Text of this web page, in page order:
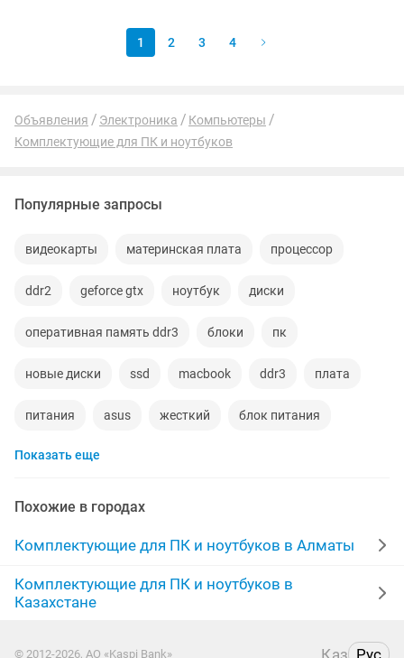
1 2 3 4
Объявления Электроника
Компьютеры
Комплектующие для ПК и ноутбуков
Популярные запросы
видеокарты материнская плата процессор
ddr2 geforce gtx ноутбук диски
оперативная память ddr3 блоки пк
новые диски ssd macbook ddr3 плата
питания asus жесткий блок питания
переходник
ноутбуки новые macbook pro vga адаптер
жесткий диск intel ноутбуки караганда
Показать еще
Похожие в городах
Комплектующие для ПК и ноутбуков в Алматы
Комплектующие для ПК и ноутбуков в
Казахстане
© 2012-2026, АО «Kaspi Bank» Қаз Рус